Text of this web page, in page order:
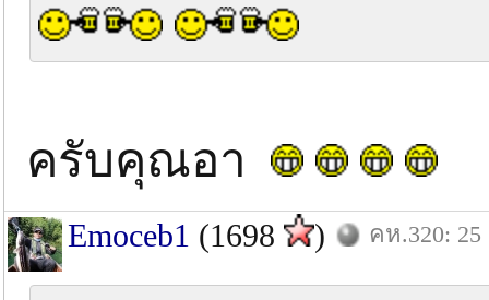
ครับคุณอา
Emoceb1 (1698 ) คห.320: 25